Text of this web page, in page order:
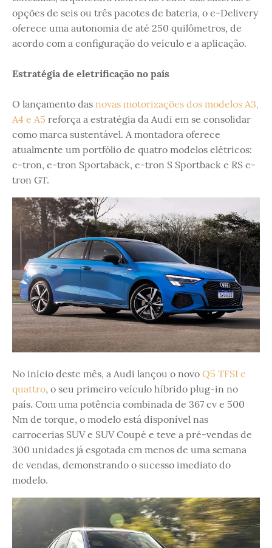
opções de seis ou três pacotes de bateria, o e-Delivery
oferece uma autonomia de até 250 quilômetros, de
acordo com a configuração do veículo e a aplicação.
Estratégia de eletrificação no país
O lançamento das novas motorizações dos modelos A3,
A4 e A5 reforça a estratégia da Audi em se consolidar
como marca sustentável. A montadora oferece
atualmente um portfólio de quatro modelos elétricos:
e-tron, e-tron Sportaback, e-tron S Sportback e RS e-
tron GT.
No início deste mês, a Audi lançou o novo Q5 TFSI e
quattro, o seu primeiro veículo híbrido plug-in no
país. Com uma potência combinada de 367 cv e 500
Nm de torque, o modelo está disponível nas
carrocerias SUV e SUV Coupé e teve a pré-vendas de
300 unidades já esgotada em menos de uma semana
de vendas, demonstrando o sucesso imediato do
modelo.